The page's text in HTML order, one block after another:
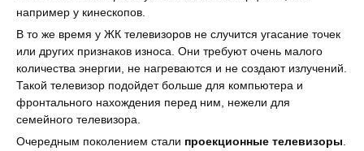
например у кинескопов.
В то же время у ЖК телевизоров не случится угасание точек
или других признаков износа. Они требуют очень малого
количества энергии, не нагреваются и не создают излучений.
Такой телевизор подойдет больше для компьютера и
фронтального нахождения перед ним, нежели для
семейного телевизора.
Очередным поколением стали проекционные телевизоры